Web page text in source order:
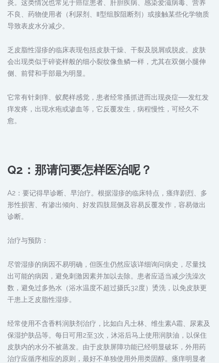
炎。这类情况也常见于癌症患者、肝胆疾病、感染爱滋病毒、营养
不良、药物使用者（利尿剂、Ⅱ型组胺阻断剂）或接触某些化学物质
导致表皮水分减少。
乏皮脂性湿疹的临床表现包括皮肤干燥、干裂及脱屑或脱皮。皮肤
会出现类似于碎瓷样般的细小裂纹像鱼鳞一样，尤其在双侧小腿伸
侧、前臂和手部最为明显。
它常有针刺痒、蚁爬样感觉，患者经常搔抓进而出现炎症──发红发
痒发疼，出现水疱或渗血等，它反覆发生，病程慢性，可经久不
愈。
Q2：那请问要怎样医治呢？
A2：要记得早诊断、早治疗。根据湿疹的临床特点，瘙痒剧烈、多
形性损害、有渗出倾向、好发四肢屈侧及容易反覆发作，容易做出
诊断。
治疗与预防：
尽管湿疹的病因不易明确，但医生仍然应该详细询问病史，尽量找
出可能的病因，避免刺激因素并加以去除。患者应适当减少洗澡次
数，避免过多热水（浴水温度不超过摄氏32度）烫洗，以免皮肤更
干患上乏皮脂性湿疹。
经常使用不含香料润肤剂治疗，比如白凡士林、维生素A霜、尿素及
保湿护肤品等。每日可用2至3次，沐浴后马上使用润肤油，以保住
皮肤内的水分不被蒸发。由于皮肤屏障功能已经明显破坏，外用药
治疗应循序相应的原则，最好不单独使用外用类固醇。瘙痒明显者